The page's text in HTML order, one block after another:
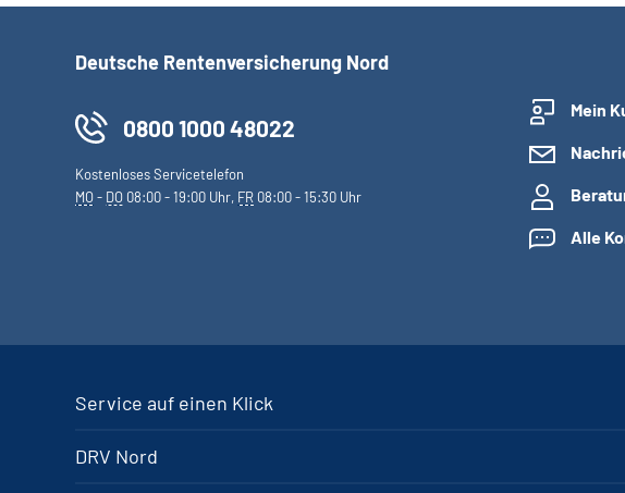
Deutsche Rentenversicherung Nord
0800 1000 48022
Kostenloses Servicetelefon
MO- DO 08:00 - 19:00 Uhr, FR 08:00 - 15:30 Uhr
Mein
Alle
Service auf einen Klick
DRV Nord